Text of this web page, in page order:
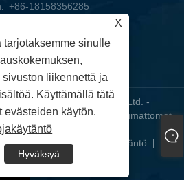
+86-18158356285
+86-579-89979099
Clothing Co., Ltd. -
saumattomat rintaliivit, saumattomat
oikeudet pidätetään
RSS | XML | Tietosuojakäytäntö
X
tarjotaksemme sinulle
liikennettä ja
Käyttämällä tätä
evästeiden käytön.
Hyväksyä